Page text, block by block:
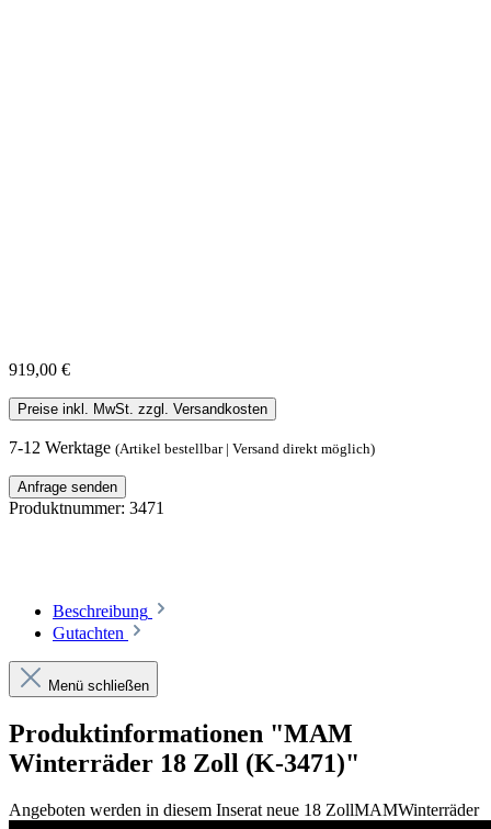
919,00 €
Preise inkl. MwSt. zzgl. Versandkosten
7-12 Werktage (Artikel bestellbar | Versand direkt möglich)
Anfrage senden
Produktnummer: 3471
Beschreibung
Gutachten
Menü schließen
Produktinformationen "MAM
Winterräder 18 Zoll (K-3471)"
Angeboten werden in diesem Inserat neue 18 ZollMAMWinterräder